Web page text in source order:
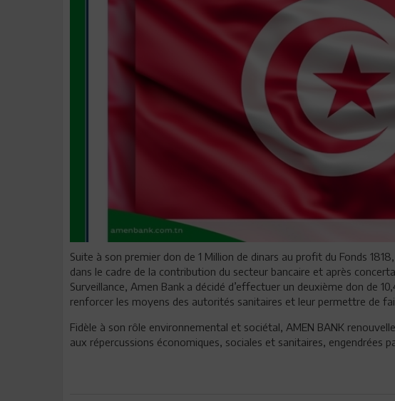
Suite à son premier don de 1 Million de dinars au profit du Fonds
dans le cadre de la contribution du secteur bancaire et après
Surveillance, Amen Bank a décidé d’effectuer un deuxième don de
renforcer les moyens des autorités sanitaires et leur permettre de
Fidèle à son rôle environnemental et sociétal, AMEN BANK
aux répercussions économiques, sociales et sanitaires, engendrées